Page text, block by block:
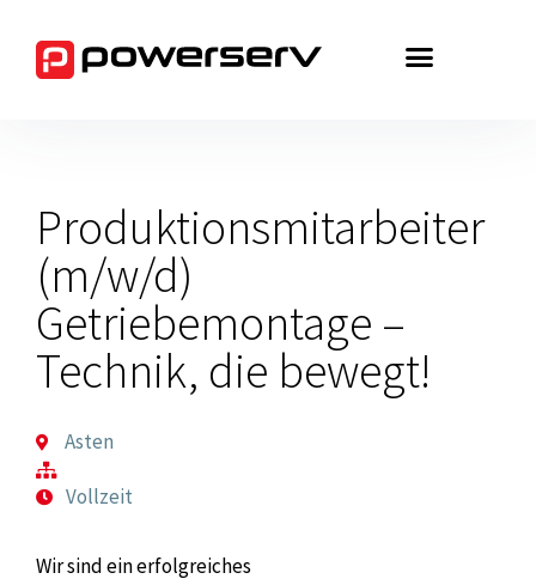
Inhalt
springen
Produktionsmitarbeiter
(m/w/d)
Getriebemontage –
Technik, die bewegt!
Asten
Vollzeit
Wir sind ein erfolgreiches